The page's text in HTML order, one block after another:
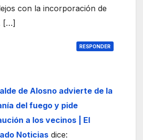
con la incorporación de
[…]
RESPONDER
de Alosno advierte de la
del fuego y pide
a los vecinos | El
Noticias dice: